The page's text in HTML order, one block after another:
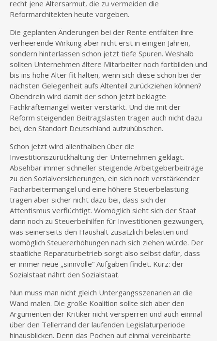
recht jene Altersarmut, die zu vermeiden die
Reformarchitekten heute vorgeben.
Die geplanten Änderungen bei der Rente entfalten ihre
verheerende Wirkung aber nicht erst in einigen Jahren,
sondern hinterlassen schon jetzt tiefe Spuren. Weshalb
sollten Unternehmen ältere Mitarbeiter noch fortbilden und
bis ins hohe Alter fit halten, wenn sich diese schon bei der
nächsten Gelegenheit aufs Altenteil zurückziehen können?
Obendrein wird damit der schon jetzt beklagte
Fachkräftemangel weiter verstärkt. Und die mit der
Reform steigenden Beitragslasten tragen auch nicht dazu
bei, den Standort Deutschland aufzuhübschen.
Schon jetzt wird allenthalben über die
Investitionszurückhaltung der Unternehmen geklagt.
Absehbar immer schneller steigende Arbeitgeberbeiträge
zu den Sozialversicherungen, ein sich noch verstärkender
Facharbeitermangel und eine höhere Steuerbelastung
tragen aber sicher nicht dazu bei, dass sich der
Attentismus verflüchtigt. Womöglich sieht sich der Staat
dann noch zu Steuerbeihilfen für Investitionen gezwungen,
was seinerseits den Haushalt zusätzlich belasten und
womöglich Steuererhöhungen nach sich ziehen würde. Der
staatliche Reparaturbetrieb sorgt also selbst dafür, dass
er immer neue „sinnvolle“ Aufgaben findet. Kurz: der
Sozialstaat nährt den Sozialstaat.
Nun muss man nicht gleich Untergangsszenarien an die
Wand malen. Die große Koalition sollte sich aber den
Argumenten der Kritiker nicht versperren und auch einmal
über den Tellerrand der laufenden Legislaturperiode
hinausblicken. Denn das Pochen auf einmal vereinbarte